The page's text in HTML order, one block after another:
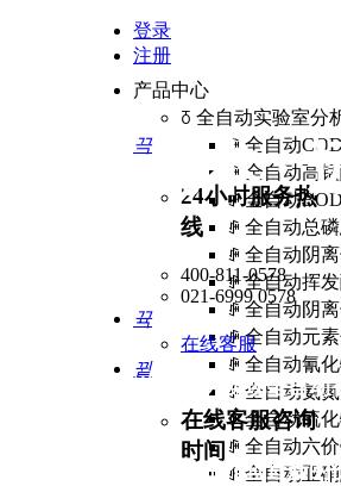
登录
注册
产品中心
ꅂ 全自动实验室分
ꄵ 全自动
ꄵ 全自动高
ꄵ全自动
ꄵ 全自动总
ꄵ 全自动阴
ꄵ全自动挥
ꄵ全自动阴
ꄵ全自动元
ꄵ 全自动氰
ꄵ 全自动氨
ꄵ全自动硫
ꄵ 全自动六
ꄵ 全自动亚
끅
24小时服务热
线
400-811-0578
021-6999 0578
뀩
在线客服
뀥
在线客服咨询
时间
以人为本 ·
我们不断创新挑战，为实现全自动
昂林仪器为分析实验工作创造新的